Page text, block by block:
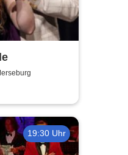
19:30 Uhr